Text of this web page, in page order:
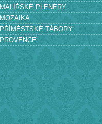
PLENÉRY
TÁBORY